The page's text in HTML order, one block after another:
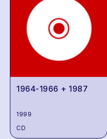
1964-1966 + 1987
1999
CD